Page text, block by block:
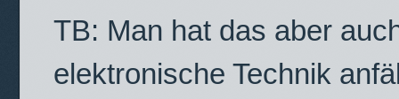
TB: Man hat das aber
elektronische Technik